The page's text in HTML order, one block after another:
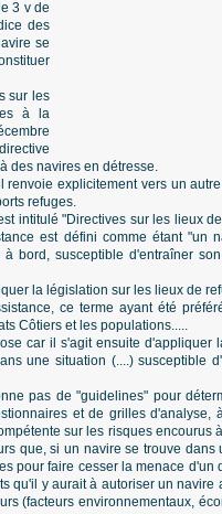
3 v de
des
se
sur les
à la
des navires en détresse.
explicitement vers un
refuges.
intitulé "Directives sur les lieux
est défini comme étant "un
bord, susceptible d'entraîner
la législation sur les lieux de
ce terme ayant été
Côtiers et les populations.....
car il s'agit ensuite d'appliquer
une situation (....) susceptible
pas de "guidelines" pour
et de grilles d'analyse,
sur les risques encourus
que, si un navire se trouve dans
pour faire cesser la menace d'un
qu'il y aurait à autoriser un navire
(facteurs environnementaux,